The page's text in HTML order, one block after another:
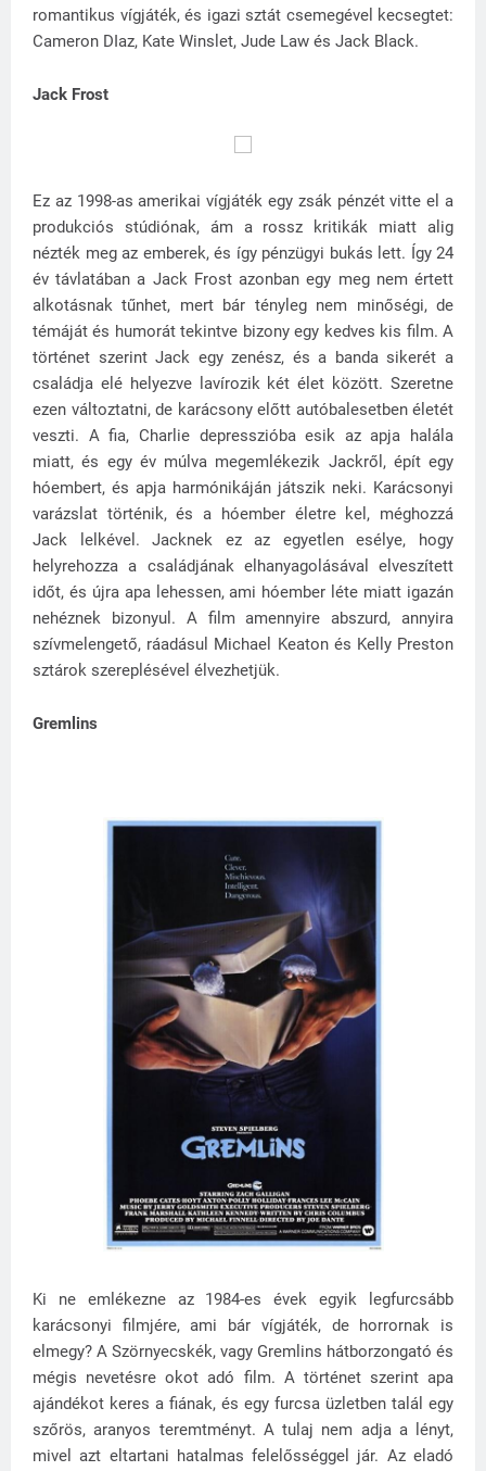
romantikus vígjáték, és igazi sztát csemegével kecsegtet:
Cameron DIaz, Kate Winslet, Jude Law és Jack Black.
Jack Frost
Ez az 1998-as amerikai vígjáték egy zsák pénzét vitte el a
produkciós stúdiónak, ám a rossz kritikák miatt alig
nézték meg az emberek, és így pénzügyi bukás lett. Így 24
év távlatában a Jack Frost azonban egy meg nem értett
alkotásnak tűnhet, mert bár tényleg nem minőségi, de
témáját és humorát tekintve bizony egy kedves kis film. A
történet szerint Jack egy zenész, és a banda sikerét a
családja elé helyezve lavírozik két élet között. Szeretne
ezen változtatni, de karácsony előtt autóbalesetben életét
veszti. A fia, Charlie depresszióba esik az apja halála
miatt, és egy év múlva megemlékezik Jackről, épít egy
hóembert, és apja harmónikáján játszik neki. Karácsonyi
varázslat történik, és a hóember életre kel, méghozzá
Jack lelkével. Jacknek ez az egyetlen esélye, hogy
helyrehozza a családjának elhanyagolásával elveszített
időt, és újra apa lehessen, ami hóember léte miatt igazán
nehéznek bizonyul. A film amennyire abszurd, annyira
szívmelengető, ráadásul Michael Keaton és Kelly Preston
sztárok szereplésével élvezhetjük.
Gremlins
Ki ne emlékezne az 1984-es évek egyik legfurcsább
karácsonyi filmjére, ami bár vígjáték, de horrornak is
elmegy? A Szörnyecskék, vagy Gremlins hátborzongató és
mégis nevetésre okot adó film. A történet szerint apa
ajándékot keres a fiának, és egy furcsa üzletben talál egy
szőrös, aranyos teremtményt. A tulaj nem adja a lényt,
mivel azt eltartani hatalmas felelősséggel jár. Az eladó